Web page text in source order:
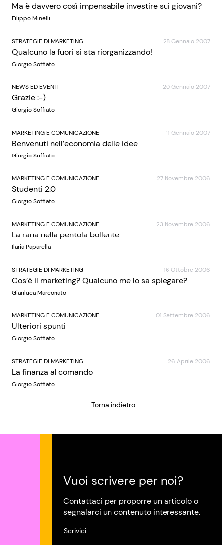
Ma è davvero così impensabile investire sui giovani?
Filippo Minelli
STRATEGIE DI MARKETING 28 Gennaio 2007
Qualcuno la fuori si sta riorganizzando!
Giorgio Soffiato
NEWS ED EVENTI 20 Gennaio 2007
Grazie :-)
Giorgio Soffiato
MARKETING E COMUNICAZIONE 11 Gennaio 2007
Benvenuti nell’economia delle idee
Giorgio Soffiato
MARKETING E COMUNICAZIONE 27 Novembre 2006
Studenti 2.0
Giorgio Soffiato
MARKETING E COMUNICAZIONE 23 Novembre 2006
La rana nella pentola bollente
Ilaria Paparella
STRATEGIE DI MARKETING 16 Ottobre 2006
Cos’è il marketing? Qualcuno me lo sa spiegare?
Gianluca Marconato
MARKETING E COMUNICAZIONE 01 Settembre 2006
Ulteriori spunti
Giorgio Soffiato
STRATEGIE DI MARKETING 26 Aprile 2006
La finanza al comando
Giorgio Soffiato
Torna indietro
Vuoi scrivere per noi?
Contattaci per proporre un articolo o
segnalarci un contenuto interessante.
Scrivici